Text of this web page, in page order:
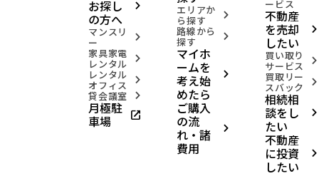
お探し
の方へ
arrow_forward_ios
マンスリ
ー arrow_forward_ios
家具家電
レンタル arrow_forward_ios
レンタル
オフィス arrow_forward_ios
貸会議室 arrow_forward_ios
月極駐
車場 open_in_new
エリアか
ら探す arrow_forward_ios
路線から
探す arrow_forward_ios
マイホ
ームを
考え始
めたら
arrow_forward_ios
ご購入
の流
れ・諸
費用
arrow_forward_ios
ービス
不動産
を売却
したい
arrow_forward_ios
買い取り
サービス arrow_forward_ios
買取リー
スバック arrow_forward_ios
相続相
談をし
たい
arrow_forward_ios
不動産
に投資
したい
arrow_forward_ios